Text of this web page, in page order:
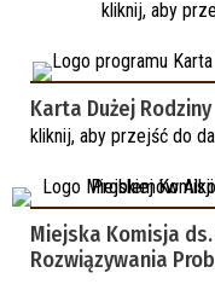
kliknij, aby
Karta Dużej Rodziny
kliknij, aby przejść do
Miejska Komisja
Rozwiązywania